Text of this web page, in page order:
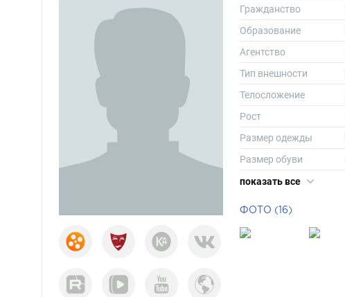
Гражданство
Образование
Агентство
Тип внешности
Телосложение
Рост
Размер одежды
Размер обуви
Длина волос
показать все
ФОТО (16)